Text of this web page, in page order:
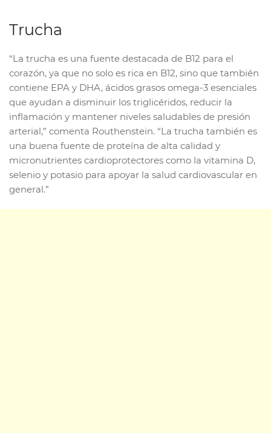
Trucha
“La trucha es una fuente destacada de B12 para el
corazón, ya que no solo es rica en B12, sino que también
contiene EPA y DHA, ácidos grasos omega-3 esenciales
que ayudan a disminuir los triglicéridos, reducir la
inflamación y mantener niveles saludables de presión
arterial,” comenta Routhenstein. “La trucha también es
una buena fuente de proteína de alta calidad y
micronutrientes cardioprotectores como la vitamina D,
selenio y potasio para apoyar la salud cardiovascular en
general.”